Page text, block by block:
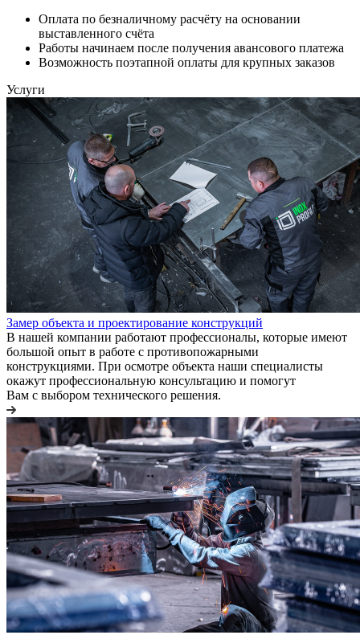
Оплата по безналичному расчёту на основании
выставленного счёта
Работы начинаем после получения авансового платежа
Возможность поэтапной оплаты для крупных заказов
Услуги
Замер объекта и проектирование конструкций
В нашей компании работают профессионалы, которые имеют
большой опыт в работе с противопожарными
конструкциями. При осмотре объекта наши специалисты
окажут профессиональную консультацию и помогут
Вам с выбором технического решения.